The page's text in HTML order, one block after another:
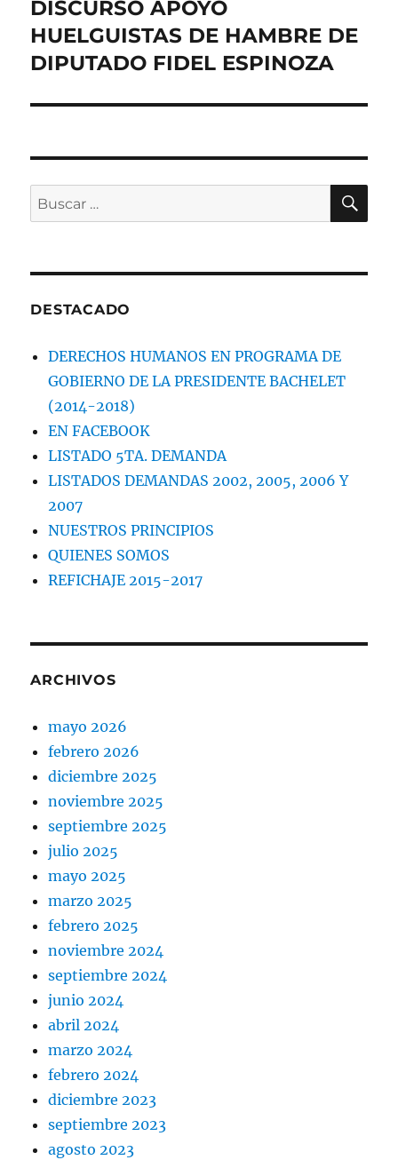
Entrada
siguiente:
DISCURSO APOYO
HUELGUISTAS DE HAMBRE DE
DIPUTADO FIDEL ESPINOZA
Buscar
por:
DESTACADO
DERECHOS HUMANOS EN PROGRAMA DE
GOBIERNO DE LA PRESIDENTE BACHELET
(2014-2018)
EN FACEBOOK
LISTADO 5TA. DEMANDA
LISTADOS DEMANDAS 2002, 2005, 2006 Y
2007
NUESTROS PRINCIPIOS
QUIENES SOMOS
REFICHAJE 2015-2017
ARCHIVOS
mayo 2026
febrero 2026
diciembre 2025
noviembre 2025
septiembre 2025
julio 2025
mayo 2025
marzo 2025
febrero 2025
noviembre 2024
septiembre 2024
junio 2024
abril 2024
marzo 2024
febrero 2024
diciembre 2023
septiembre 2023
agosto 2023